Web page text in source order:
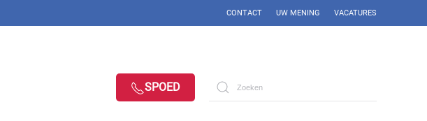
CONTACT UW MENING VACATURES
SPOED